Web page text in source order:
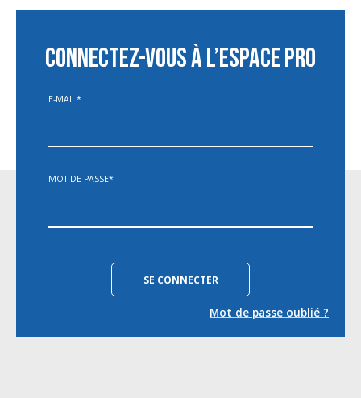
CONNECTEZ-VOUS À L’ESPACE PRO
E-MAIL *
MOT DE PASSE*
Mot de passe oublié ?